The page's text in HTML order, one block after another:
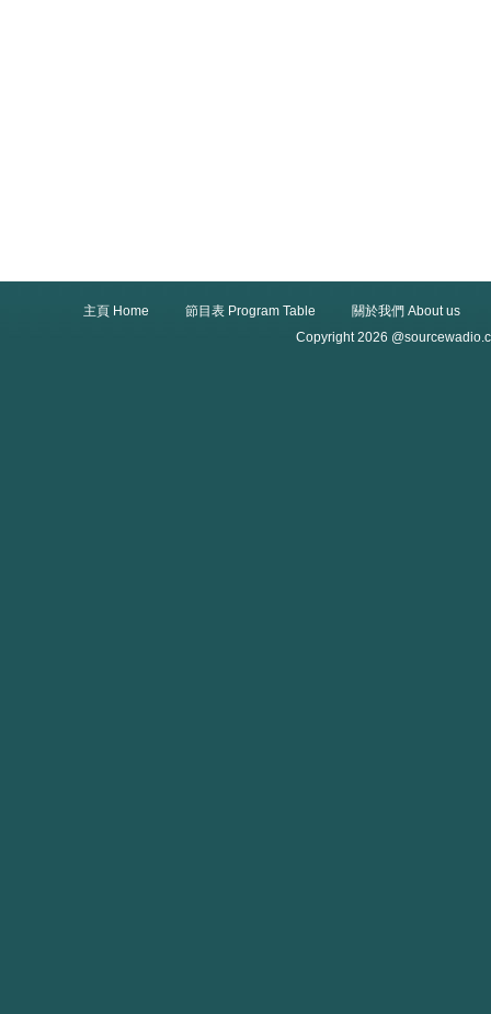
主頁 Home 節目表 Program Table
關於我們 About us
Copyright 2026